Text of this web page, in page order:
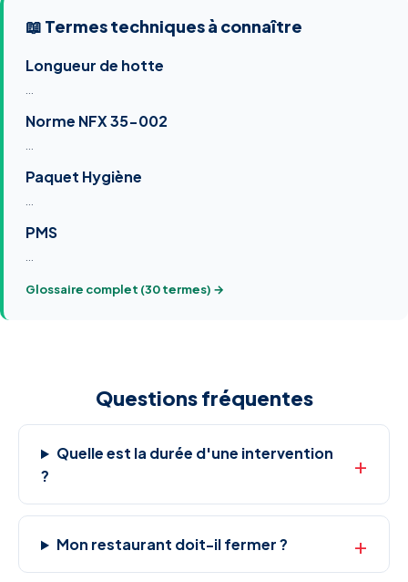
📖 Termes techniques à connaître
Longueur de hotte
Norme NFX 35-002
Paquet Hygiène
PMS
Glossaire complet (30 termes) →
Questions fréquentes
Quelle est la durée d'une intervention
?
Mon restaurant doit-il fermer ?